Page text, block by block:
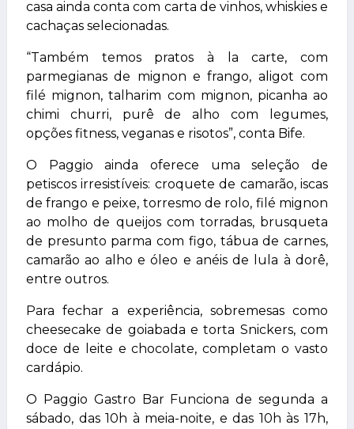
casa ainda conta com carta de vinhos, whiskies e
cachaças selecionadas.
“Também temos pratos à la carte, com
parmegianas de mignon e frango, aligot com
filé mignon, talharim com mignon, picanha ao
chimi churri, purê de alho com legumes,
opções fitness, veganas e risotos”, conta Bife.
O Paggio ainda oferece uma seleção de
petiscos irresistíveis: croquete de camarão, iscas
de frango e peixe, torresmo de rolo, filé mignon
ao molho de queijos com torradas, brusqueta
de presunto parma com figo, tábua de carnes,
camarão ao alho e óleo e anéis de lula à dorê,
entre outros.
Para fechar a experiência, sobremesas como
cheesecake de goiabada e torta Snickers, com
doce de leite e chocolate, completam o vasto
cardápio.
O Paggio Gastro Bar Funciona de segunda a
sábado, das 10h à meia-noite, e das 10h às 17h,